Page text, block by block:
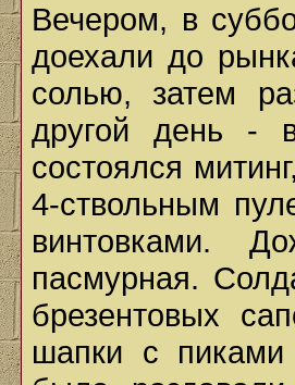
Вечером, в
доехали до
солью, затем
другой день -
состоялся
4-ствольным
винтовками.
пасмурная.
брезентовых
шапки с